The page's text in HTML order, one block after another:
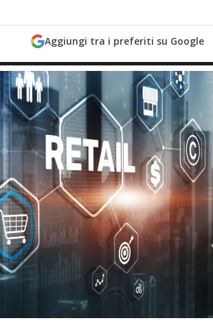
Aggiungi tra i preferiti su Google